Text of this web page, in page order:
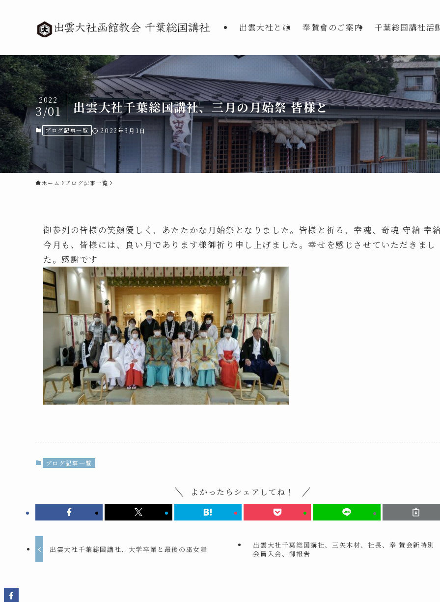
出雲大社とは 奉賛會のご案内 千葉総国講社活
出雲大社千葉総国講社、三月の月始祭 皆様と
2022
3/01
ブログ記事一覧 2022年3月1日
ホーム ブログ記事一覧
御参列の皆様の笑顔優しく、あたたかな月始祭となりました。皆様と祈る、幸魂、奇魂 守給 幸
今月も、皆様には、良い月であります様御祈り申し上げました。幸せを感じさせていただきまし
た。感謝です
ブログ記事一覧
よかったらシェアしてね！
出雲大社千葉総国講社、大学卒業と最後の巫女舞
出雲大社千葉総国講社、三矢木材、社長、奉 賛会新特別
会員入会、御報告